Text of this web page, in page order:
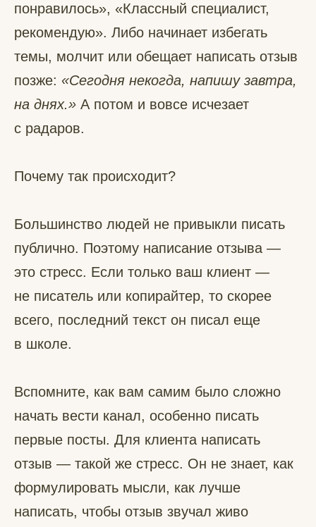
понравилось», «Классный специалист,
рекомендую». Либо начинает избегать
темы, молчит или обещает написать отзыв
позже: «Сегодня некогда, напишу завтра,
на днях.» А потом и вовсе исчезает
с радаров.
Почему так происходит?
Большинство людей не привыкли писать
публично. Поэтому написание отзыва —
это стресс. Если только ваш клиент —
не писатель или копирайтер, то скорее
всего, последний текст он писал еще
в школе.
Вспомните, как вам самим было сложно
начать вести канал, особенно писать
первые посты. Для клиента написать
отзыв — такой же стресс. Он не знает, как
формулировать мысли, как лучше
написать, чтобы отзыв звучал живо